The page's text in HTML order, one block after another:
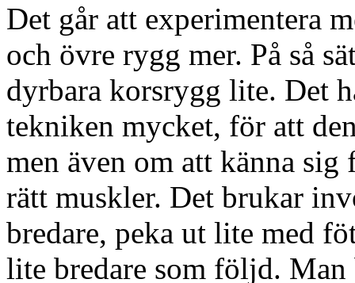
Det går att experimentera
och övre rygg mer. På så
dyrbara korsrygg lite. Det
tekniken mycket, för att
men även om att känna
rätt muskler. Det brukar
bredare, peka ut lite med
lite bredare som följd.